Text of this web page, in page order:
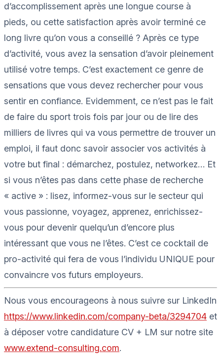
d’accomplissement après une longue course à
pieds, ou cette satisfaction après avoir terminé ce
long livre qu’on vous a conseillé ? Après ce type
d’activité, vous avez la sensation d’avoir pleinement
utilisé votre temps. C’est exactement ce genre de
sensations que vous devez rechercher pour vous
sentir en confiance. Evidemment, ce n’est pas le fait
de faire du sport trois fois par jour ou de lire des
milliers de livres qui va vous permettre de trouver un
emploi, il faut donc savoir associer vos activités à
votre but final : démarchez, postulez, networkez… Et
si vous n’êtes pas dans cette phase de recherche
« active » : lisez, informez-vous sur le secteur qui
vous passionne, voyagez, apprenez, enrichissez-
vous pour devenir quelqu’un d’encore plus
intéressant que vous ne l’êtes. C’est ce cocktail de
pro-activité qui fera de vous l’individu UNIQUE pour
convaincre vos futurs employeurs.
Nous vous encourageons à nous suivre sur LinkedIn
https://www.linkedin.com/company-beta/3294704 et
à déposer votre candidature CV + LM sur notre site
www.extend-consulting.com.